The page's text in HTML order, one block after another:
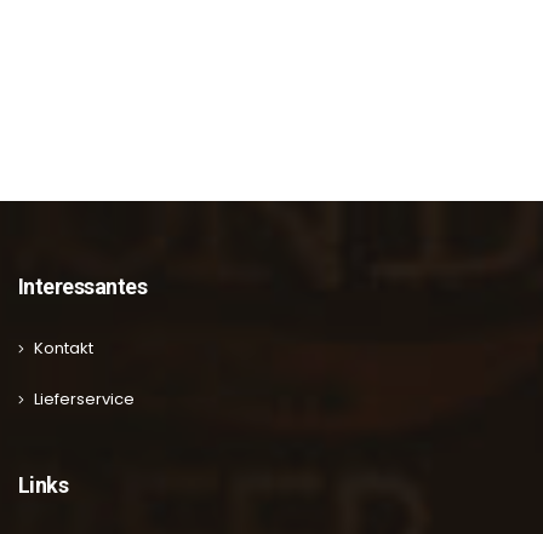
Interessantes
Kontakt
Lieferservice
Links